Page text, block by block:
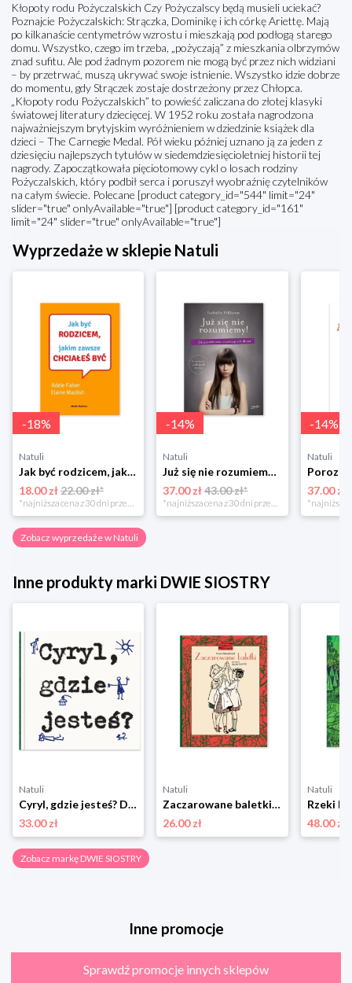
Kłopoty rodu Pożyczalskich Czy Pożyczalscy będą musieli uciekać?
Poznajcie Pożyczalskich: Strączka, Dominikę i ich córkę Ariettę. Mają
po kilkanaście centymetrów wzrostu i mieszkają pod podłogą starego
domu. Wszystko, czego im trzeba, „pożyczają” z mieszkania olbrzymów
znad sufitu. Ale pod żadnym pozorem nie mogą być przez nich widziani
– by przetrwać, muszą ukrywać swoje istnienie. Wszystko idzie dobrze
do momentu, gdy Strączek zostaje dostrzeżony przez Chłopca.
„Kłopoty rodu Pożyczalskich” to powieść zaliczana do złotej klasyki
światowej literatury dziecięcej. W 1952 roku została nagrodzona
najważniejszym brytyjskim wyróżnieniem w dziedzinie książek dla
dzieci – The Carnegie Medal. Pół wieku później uznano ją za jeden z
dziesięciu najlepszych tytułów w siedemdziesięcioletniej historii tej
nagrody. Zapoczątkowała pięciotomowy cykl o losach rodziny
Pożyczalskich, który podbił serca i poruszył wyobraźnię czytelników
na całym świecie. Polecane [product category_id="544" limit="24"
slider="true" onlyAvailable="true"] [product category_id="161"
limit="24" slider="true" onlyAvailable="true"]
Wyprzedaże w sklepie Natuli
-18%
Natuli
Jak być rodzicem, jakim zawsze chciałeś być Media rodzina
18.00 zł22.00 zł*
*najniższa cena z 30 dni przed obniżką
-14%
Natuli
Już się nie rozumiemy! Jak przeżyć czas trzaskających drzwi Esprit
37.00 zł 43.00 zł*
*najniższa cena z 30 dni przed obniżką
-14%
Natuli
37.00 zł
Zobacz wyprzedaże w Natuli
Inne produkty marki DWIE SIOSTRY
Natuli
Cyryl, gdzie jesteś? Dwie siostry
33.00 zł
Natuli
Zaczarowane baletki Dwie siostry
26.00 zł
Natuli
Rzeki
48.00 zł
Zobacz markę DWIE SIOSTRY
Inne promocje
Sprawdź promocje innych sklepów